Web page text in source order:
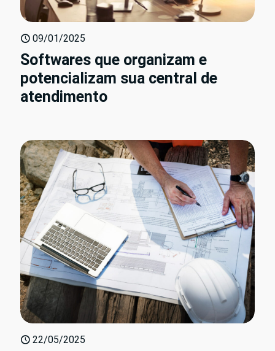
09/01/2025
Softwares que organizam e
potencializam sua central de
atendimento
22/05/2025